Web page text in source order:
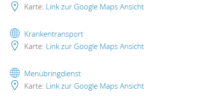
Karte: Link zur Google Maps Ansicht
Krankentransport
Karte: Link zur Google Maps Ansicht
Menübringdienst
Karte: Link zur Google Maps Ansicht